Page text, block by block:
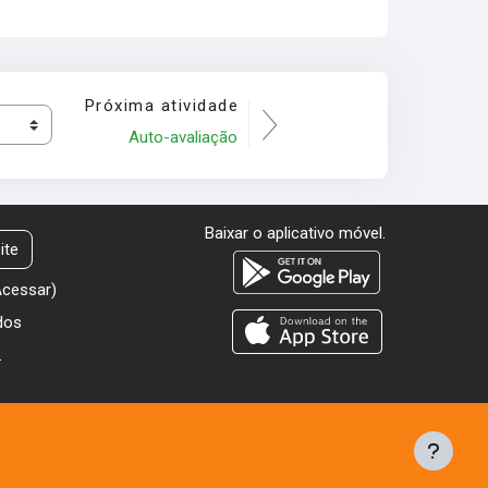
Próxima atividade
Auto-avaliação
)
Baixar o aplicativo móvel.